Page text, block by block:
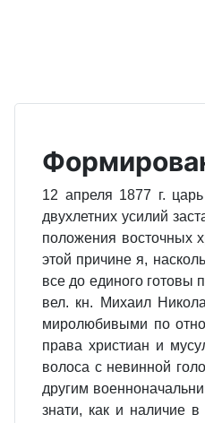
12 апреля 1877 г.
двухлетних усилий
положения восточных
этой причине я,
все до единого готовы
вел. кн. Михаил
миролюбивыми по
права христиан и
волоса с невинной
другим
знати, как и наличие